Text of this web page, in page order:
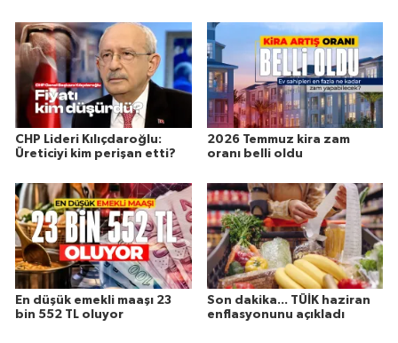
CHP Lideri Kılıçdaroğlu:
Üreticiyi kim perişan etti?
2026 Temmuz kira zam
oranı belli oldu
En düşük emekli maaşı 23
bin 552 TL oluyor
Son dakika... TÜİK haziran
enflasyonunu açıkladı